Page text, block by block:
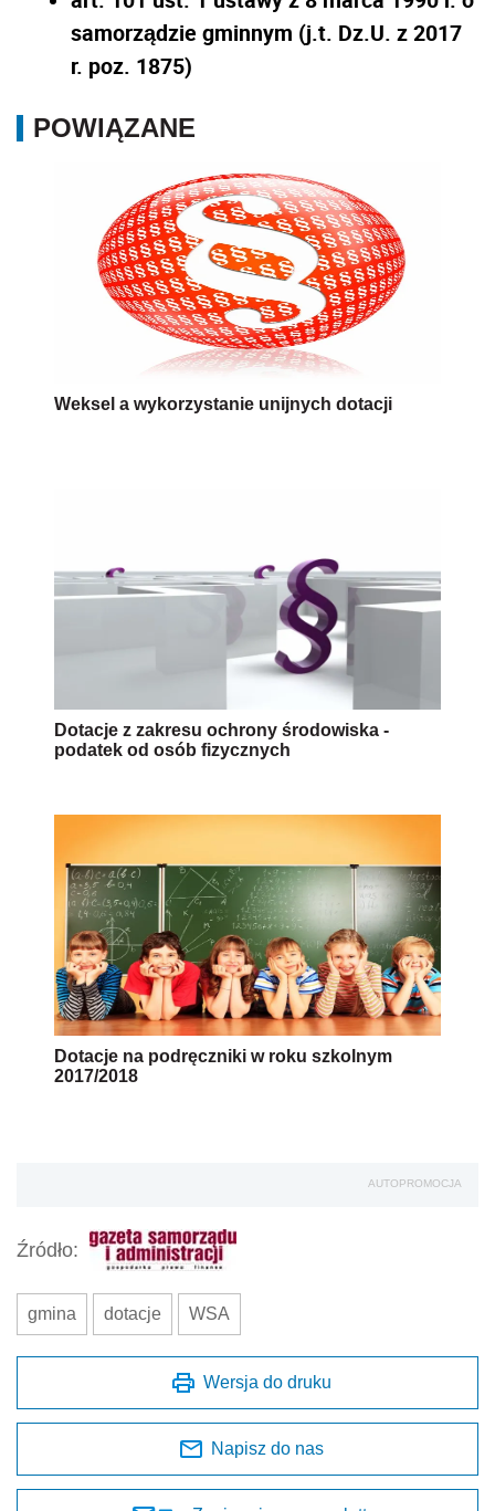
samorządzie gminnym (j.t. Dz.U. z 2017
r. poz. 1875)
POWIĄZANE
Weksel a wykorzystanie unijnych dotacji
Dotacje z zakresu ochrony środowiska -
podatek od osób fizycznych
Dotacje na podręczniki w roku szkolnym
2017/2018
AUTOPROMOCJA
Źródło:
gmina dotacje WSA
Wersja do druku
Napisz do nas